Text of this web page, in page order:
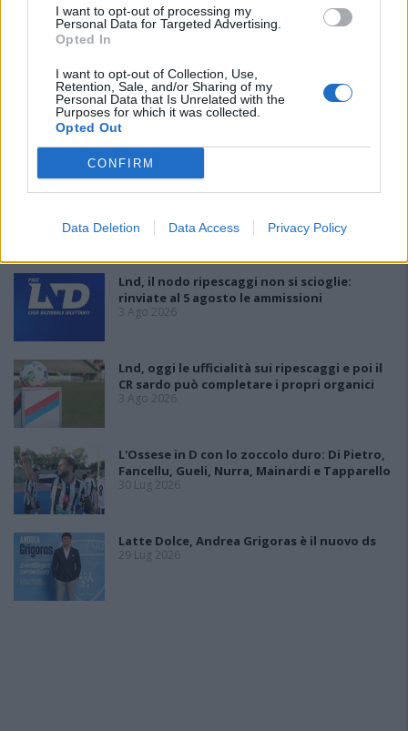
I want to opt-out of processing my
Personal Data for Targeted Advertising.
Opted In
I want to opt-out of Collection, Use,
Retention, Sale, and/or Sharing of my
Personal Data that Is Unrelated with the
Purposes for which it was collected.
Opted Out
CONFIRM
Data Deletion Data Access Privacy Policy
Anche il Fasano out e le ammissioni salgono
5 Ago 2026
Latte Dolce, Luigi Piredda il primo dei
confermati
Monastir, dopo 43 anni di presidenza
progetto sostenibile»
Lnd, il nodo ripescaggi non si scioglie:
rinviate al 5 agosto le ammissioni
3 Ago 2026
Lnd, oggi le ufficialità sui ripescaggi e poi il
CR sardo può completare i propri organici
3 Ago 2026
L'Ossese in D con lo zoccolo duro: Di Pietro,
Fancellu, Gueli, Nurra, Mainardi e Tapparello
30 Lug 2026
Latte Dolce, Andrea Grigoras è il nuovo ds
29 Lug 2026